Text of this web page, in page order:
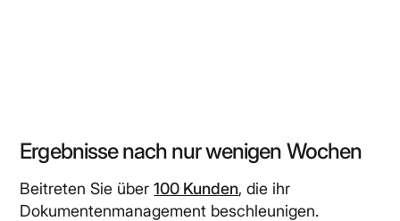
Ergebnisse nach nur wenigen Wochen
Beitreten Sie über100 Kunden, die ihr
Dokumentenmanagement beschleunigen.